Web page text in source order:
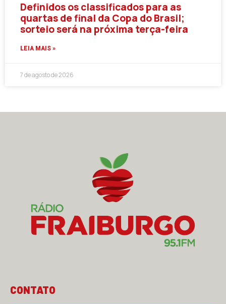
Definidos os classificados para as
quartas de final da Copa do Brasil;
sorteio será na próxima terça-feira
LEIA MAIS »
7 de agosto de 2026
CONTATO